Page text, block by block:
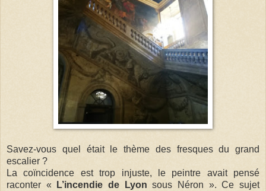
Savez-vous quel était le thème des fresques du grand
escalier ?
La coïncidence est trop injuste, le peintre avait pensé
raconter «
L’incendie de Lyonsous Néron ». Ce sujet